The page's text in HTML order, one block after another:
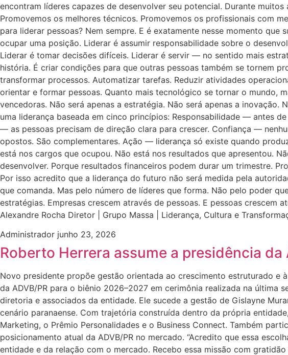
encontram líderes capazes de desenvolver seu potencial. Durante
Promovemos os melhores técnicos. Promovemos os profissionais com
para liderar pessoas? Nem sempre. E é exatamente nesse momento
ocupar uma posição. Liderar é assumir responsabilidade sobre o
Liderar é tomar decisões difíceis. Liderar é servir — no sentido mais
história. É criar condições para que outras pessoas também se tornem
transformar processos. Automatizar tarefas. Reduzir atividades
orientar e formar pessoas. Quanto mais tecnológico se tornar o mundo,
vencedoras. Não será apenas a estratégia. Não será apenas a
uma liderança baseada em cinco princípios: Responsabilidade — antes
— as pessoas precisam de direção clara para crescer. Confiança —
opostos. São complementares. Ação — liderança só existe quando
está nos cargos que ocupou. Não está nos resultados que apresentou.
desenvolver. Porque resultados financeiros podem durar um trimestre.
Por isso acredito que a liderança do futuro não será medida pela
que comanda. Mas pelo número de líderes que forma. Não pelo poder
estratégias. Empresas crescem através de pessoas. E pessoas
Alexandre Rocha Diretor | Grupo Massa | Liderança, Cultura e
Administrador junho 23, 2026
Roberto Herrera assume a presidência
Novo presidente propõe gestão orientada ao crescimento estruturado e
da ADVB/PR para o biênio 2026–2027 em cerimônia realizada na
diretoria e associados da entidade. Ele sucede a gestão de Gislayne
cenário paranaense. Com trajetória construída dentro da própria
Marketing, o Prêmio Personalidades e o Business Connect. Também
posicionamento atual da ADVB/PR no mercado. “Acredito que essa
entidade e da relação com o mercado. Recebo essa missão com